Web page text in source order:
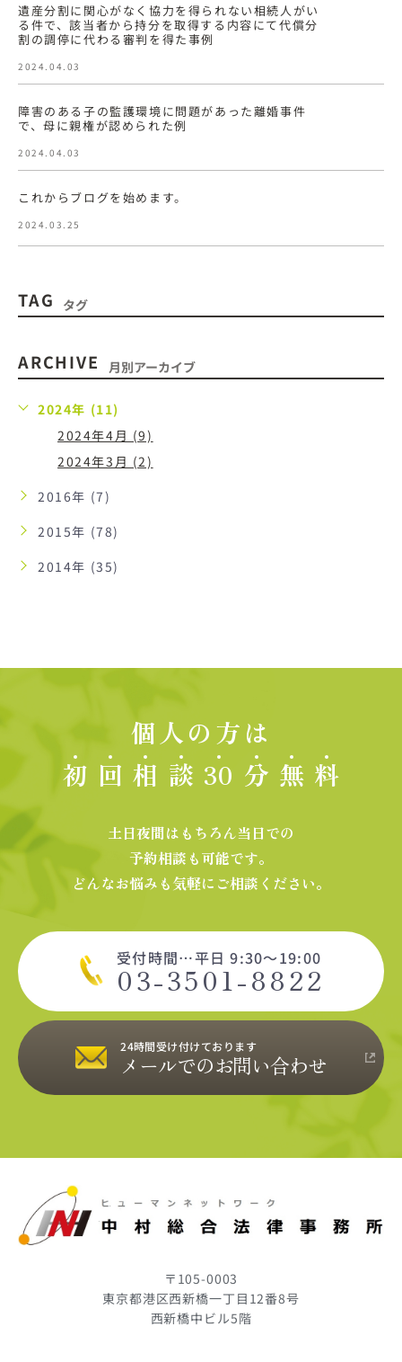
遺産分割に関心がなく協力を得られない相続人がい
る件で、該当者から持分を取得する内容にて代償分
割の調停に代わる審判を得た事例
2024.04.03
障害のある子の監護環境に問題があった離婚事件
で、母に親権が認められた例
2024.04.03
これからブログを始めます。
2024.03.25
TAG タグ
ARCHIVE 月別アーカイブ
2024年 (11)
2024年4月 (9)
2024年3月 (2)
2016年 (7)
2015年 (78)
2014年 (35)
個人の方は
初 回 相 談 30 分 無 料
土日夜間はもちろん当日での
予約相談も可能です。
どんなお悩みも気軽にご相談ください。
受付時間…平日 9:30～19:00
03-3501-8822
24時間受け付けております
メールでのお問い合わせ
〒105-0003
東京都港区西新橋一丁目12番8号
西新橋中ビル5階